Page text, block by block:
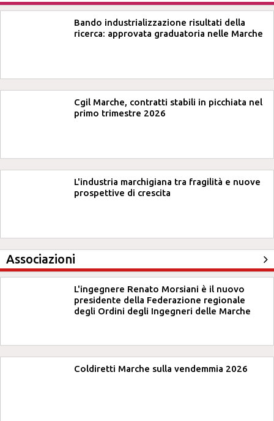
Bando industrializzazione risultati della
ricerca: approvata graduatoria nelle Marche
Cgil Marche, contratti stabili in picchiata nel
primo trimestre 2026
L'industria marchigiana tra fragilità e nuove
prospettive di crescita
Associazioni
L'ingegnere Renato Morsiani è il nuovo
presidente della Federazione regionale
degli Ordini degli Ingegneri delle Marche
Coldiretti Marche sulla vendemmia 2026